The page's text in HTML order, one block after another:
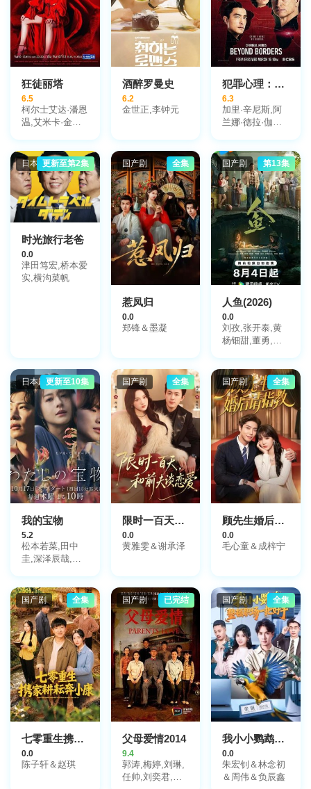
狂徒丽塔
6.5
柯尔士艾达·潘恩
温,艾米卡·金邦
格拉
酒醉罗曼史
6.2
金世正,李钟元
犯罪心理：超越边界第一季
6.3
加里·辛尼斯,阿
兰娜·德拉·伽兹,
姆,安妮·芬克
日本剧更新至第2集
时光旅行老爸
0.0
津田笃宏,桥本爱
实,横沟菜帆
国产剧 全集
惹凤归
0.0
郑锋＆墨凝
国产剧 第13集
人鱼(2026)
0.0
刘孜,张开泰,黄
杨钿甜,董勇,张
是安,赵健,段钰,
董向荣,薛佳凝,
方晓东,李庆誉,
张译文
日本剧更新至10集
我的宝物
5.2
松本若菜,田中
圭,深泽辰哉,佐
北村一辉,持田将
史,原田花埜,小
山十辉,简秀吉,
川崎健太,中山翔
贵
国产剧 全集
限时一百天，和前夫谈恋爱
0.0
黄雅雯＆谢承泽
国产剧 全集
顾先生婚后请指教
0.0
毛心童＆成梓宁
国产剧 全集
七零重生携家耕耘奔小康
0.0
陈子轩＆赵琪
国产剧 已完结
父母爱情2014
9.4
郭涛,梅婷,刘琳,
任帅,刘奕君,张
国产剧 全集
我小小鹦鹉，整顿职场一把好手
0.0
朱宏钊＆林念初
＆周伟＆负辰鑫